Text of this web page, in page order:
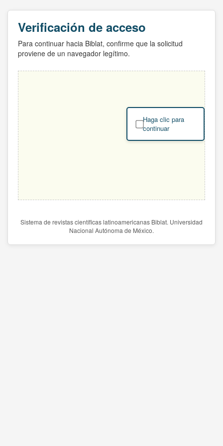
Verificación de acceso
Para continuar hacia Biblat, confirme que la solicitud
proviene de un navegador legítimo.
Haga clic para
continuar
Sistema de revistas científicas latinoamericanas Biblat. Universidad
Nacional Autónoma de México.